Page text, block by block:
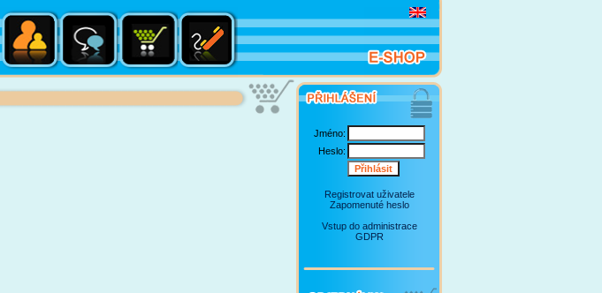
Jméno:
Heslo:
Registrovat uživatele
Zapomenuté heslo
Vstup do administrace
GDPR